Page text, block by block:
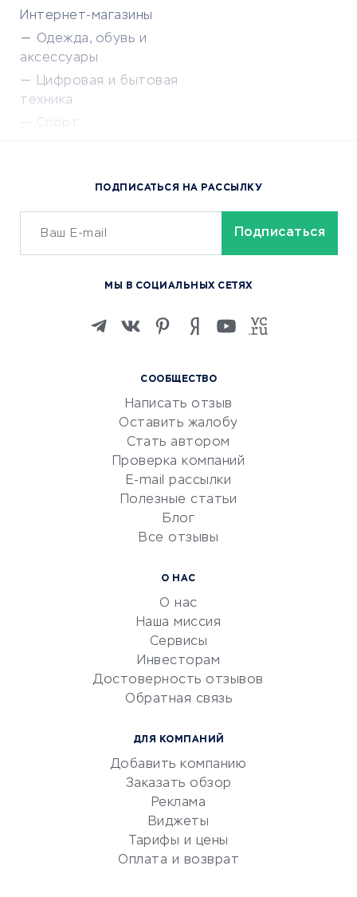
Интернет-магазины
Одежда, обувь и
аксессуары
Цифровая и бытовая
техника
Спорт
Сервисы доставки
ОБУЧЕНИЕ И РАБОТА
Изучение иностранных
Маркетинг и продажи
Репетиторство
Красота и здоровье
Сервисы по поиску работы
Сетевой маркетинг
УСЛУГИ ДЛЯ БИЗНЕСА
документооборот
Юридические компании
Бухгалтерия онлайн
СООБЩЕСТВО
Написать отзыв
Оставить жалобу
Стать автором
Проверка компаний
E-mail рассылки
Полезные статьи
Блог
Все отзывы
О НАС
О нас
Наша миссия
Сервисы
Инвесторам
Достоверность отзывов
Обратная связь
ДЛЯ КОМПАНИЙ
Добавить компанию
Заказать обзор
Реклама
Виджеты
Тарифы и цены
Оплата и возврат
ПОДПИСАТЬСЯ НА РАССЫЛКУ
МЫ В СОЦИАЛЬНЫХ СЕТЯХ